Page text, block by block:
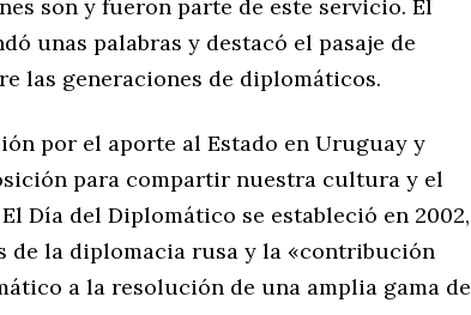
son y fueron parte de este servicio. El
unas palabras y destacó el pasaje de
las generaciones de diplomáticos.
por el aporte al Estado en Uruguay y
para compartir nuestra cultura y el
Día del Diplomático se estableció en 2002,
de la diplomacia rusa y la «contribución
a la resolución de una amplia gama de